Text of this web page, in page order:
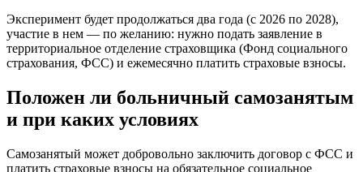
Эксперимент будет продолжаться два года (с 2026 по 2028),
участие в нем — по желанию: нужно подать заявление в
территориальное отделение страховщика (Фонд социального
страхования, ФСС) и ежемесячно платить страховые взносы.
Положен ли больничный самозанятым
и при каких условиях
Самозанятый может добровольно заключить договор с ФСС и
платить страховые взносы на обязательное социальное